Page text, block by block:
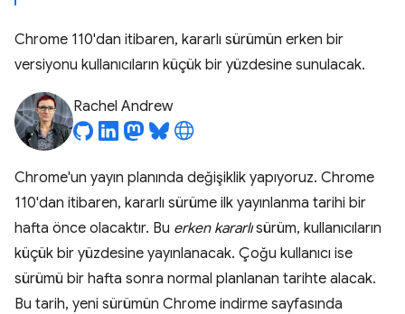
Chrome 110'dan itibaren, kararlı sürümün erken bir
versiyonu kullanıcıların küçük bir yüzdesine sunulacak.
Rachel Andrew
Chrome'un yayın planında değişiklik yapıyoruz. Chrome
110'dan itibaren, kararlı sürüme ilk yayınlanma tarihi bir
hafta önce olacaktır. Bu erken kararlısürüm, kullanıcıların
küçük bir yüzdesine yayınlanacak. Çoğu kullanıcı ise
sürümü bir hafta sonra normal planlanan tarihte alacak.
Bu tarih, yeni sürümün Chrome indirme sayfasında